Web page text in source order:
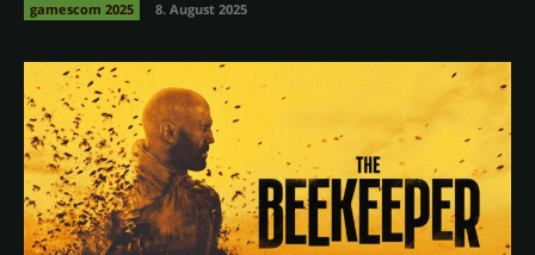
gamescom 2025 8. August 2025